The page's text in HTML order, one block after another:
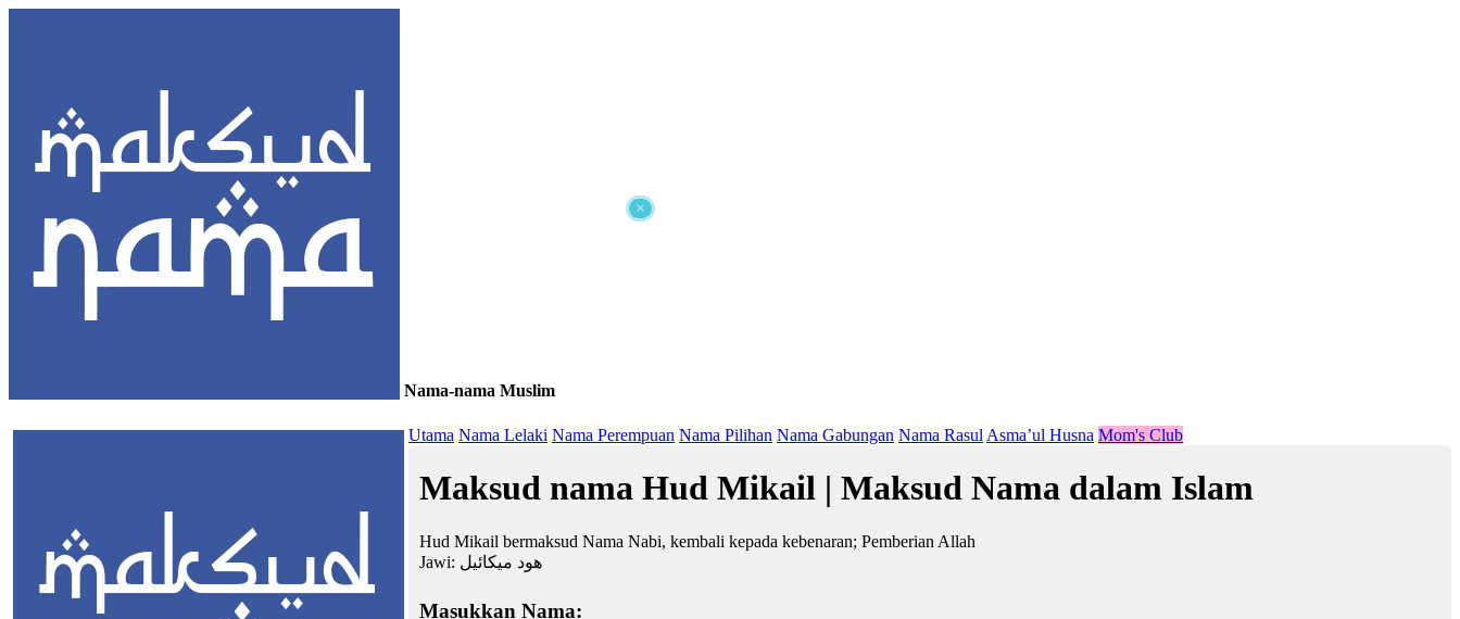
×
Nama-nama Muslim
Utama Nama Lelaki Nama Perempuan Nama Pilihan Nama Gabungan Nama Rasul Asma’ul Husna Mom's Club
Maksud nama Hud Mikail | Maksud Nama dalam Islam
Hud Mikail bermaksud Nama Nabi, kembali kepada kebenaran; Pemberian Allah
Jawi: هود ميكائيل
Masukkan Nama: